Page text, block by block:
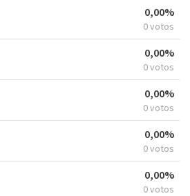
0,00%
0 votos
0,00%
0 votos
0,00%
0 votos
0,00%
0 votos
0,00%
0 votos